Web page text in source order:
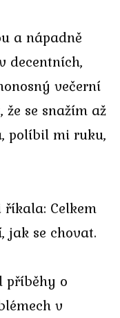
a nápadně
decentních,
večerní
se snažím až
políbil mi ruku,
Celkem
jak se chovat.
příběhy o
v